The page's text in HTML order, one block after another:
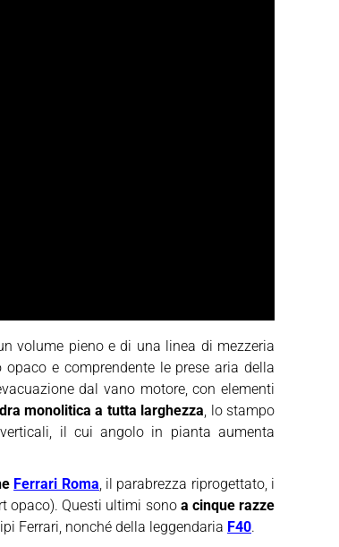
volume pieno e di una linea di mezzeria
e comprendente le prese aria della
dal vano motore, con elementi
monolitica a tutta larghezza, lo stampo
il cui angolo in pianta aumenta
Ferrari Roma, il parabrezza riprogettato, i
opaco). Questi ultimi sono a cinque razze
Ferrari, nonché della leggendaria F40.